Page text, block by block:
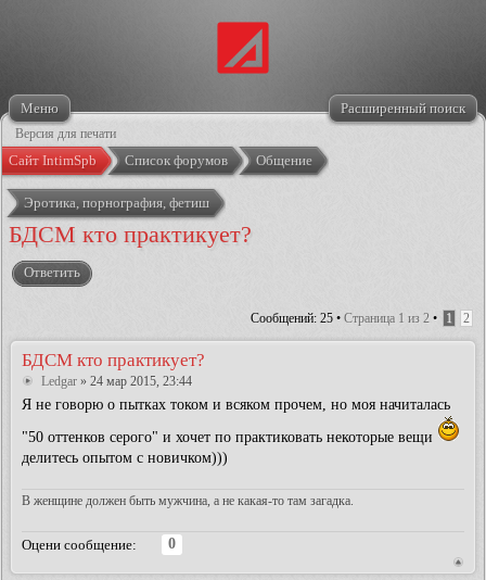
Меню Расширенный поиск
Версия для печати
Сайт IntimSpb Список форумов Общение
Эротика, порнография, фетиш
БДСМ кто практикует?
Ответить
Сообщений: 25 • Страница 1 из 2 • 1 2
БДСМ кто практикует?
Ledgar » 24 мар 2015, 23:44
Я не говорю о пытках током и всяком прочем, но моя начиталась
"50 оттенков серого" и хочет по практиковать некоторые вещи
делитесь опытом с новичком)))
В женщине должен быть мужчина, а не какая-то там загадка.
Оцени сообщение:
0